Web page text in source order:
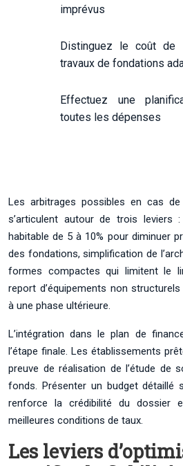
imprévus
Distinguez le coût de
travaux de fondations
Effectuez une
toutes les dépenses
Les arbitrages possibles en cas de
s’articulent autour de trois leviers
habitable de 5 à 10% pour diminuer
des fondations, simplification de
formes compactes qui limitent le
report d’équipements non
à une phase ultérieure.
L’intégration dans le plan de
l’étape finale. Les établissements
preuve de réalisation de l’étude de
fonds. Présenter un budget détaillé
renforce la crédibilité du dossier
meilleures conditions de taux.
Les leviers